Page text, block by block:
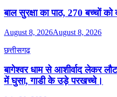
बाल सुरक्षा का पाठ, 270 बच्चों
August 8, 2026August 8, 2026
छत्तीसगढ़
बागेश्वर धाम से आशीर्वाद लेकर
में घुसा, गाडी के उड़े परखच्चे।